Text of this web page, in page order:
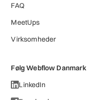
FAQ
MeetUps
Virksomheder
Følg Webflow Danmark
LinkedIn